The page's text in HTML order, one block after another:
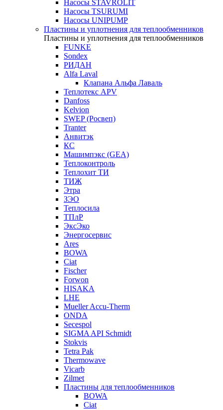
Насосы STAVROLIT
Насосы TSURUMI
Насосы UNIPUMP
Пластины и уплотнения для теплообменников
Пластины и уплотнения для теплообменников
FUNKE
Sondex
РИДАН
Alfa Laval
Клапана Альфа Лаваль
Теплотекс APV
Danfoss
Kelvion
SWEP (Росвеп)
Tranter
Анвитэк
КС
Машимпэкс (GEA)
Теплоконтроль
Теплохит ТИ
ТИЖ
Этра
ЗЭО
Теплосила
ТПлР
ЭксЭко
Энергосервис
Ares
BOWA
Ciat
Fischer
Forwon
HISAKA
LHE
Mueller Accu-Therm
ONDA
Secespol
SIGMA API Schmidt
Stokvis
Tetra Pak
Thermowave
Vicarb
Zilmet
Пластины для теплообменников
BOWA
Ciat